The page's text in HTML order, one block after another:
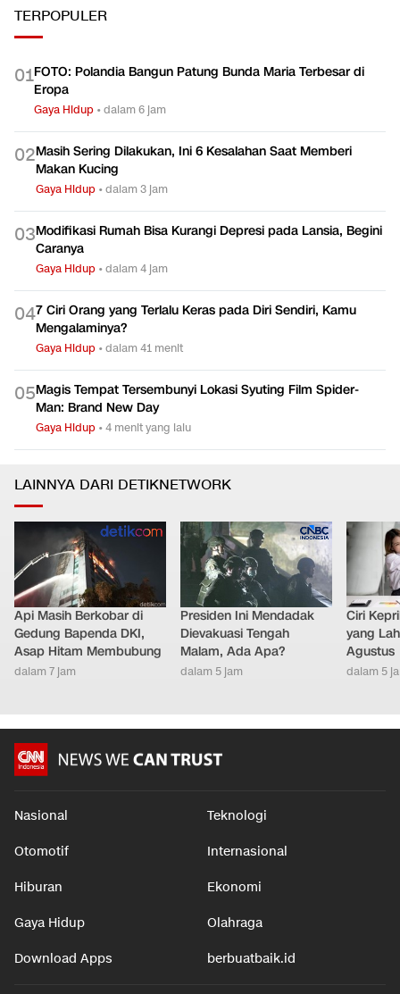
TERPOPULER
01FOTO: Polandia Bangun Patung Bunda Maria Terbesar di
Eropa
Gaya Hidup •dalam 6 jam
02Masih Sering Dilakukan, Ini 6 Kesalahan Saat Memberi
Makan Kucing
Gaya Hidup •dalam 3 jam
03Modifikasi Rumah Bisa Kurangi Depresi pada Lansia, Begini
Caranya
Gaya Hidup •dalam 4 jam
047 Ciri Orang yang Terlalu Keras pada Diri Sendiri, Kamu
Mengalaminya?
Gaya Hidup •dalam 41 menit
05Magis Tempat Tersembunyi Lokasi Syuting Film Spider-
Man: Brand New Day
Gaya Hidup •4 menit yang lalu
LAINNYA DARI DETIKNETWORK
Api Masih Berkobar di
Gedung Bapenda DKI,
Asap Hitam Membubung
dalam 7 jam
Presiden Ini Mendadak
Dievakuasi Tengah
Malam, Ada Apa?
dalam 5 jam
Ciri
yang
Agustus
dalam 5
Nasional Teknologi
Otomotif Internasional
Hiburan Ekonomi
Gaya Hidup Olahraga
Download Apps berbuatbaik.id